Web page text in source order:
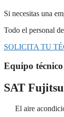
Si necesitas una
Todo el personal
SOLICITA TU
Equipo técnico
SAT
El aire